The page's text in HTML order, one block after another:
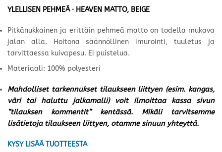
YLELLISEN PEHMEÄ · HEAVEN MATTO, BEIGE
Pitkänukkainen ja erittäin pehmeä matto on todella mukava
jalan alla. Hoitona säännöllinen imurointi, tuuletus ja
tarvittaessa kuivapesu. Ei puistelua.
Materiaali: 100% polyesteri
Mahdolliset tarkennukset tilaukseen liittyen (esim. kangas,
väri tai haluttu jalkamalli) voit ilmoittaa kassa sivun
”tilauksen kommentit” kentässä. Mikäli tarvitsemme
lisätietoja tilaukseen liittyen, otamme sinuun yhteyttä.
KYSY LISÄÄ TUOTTEESTA